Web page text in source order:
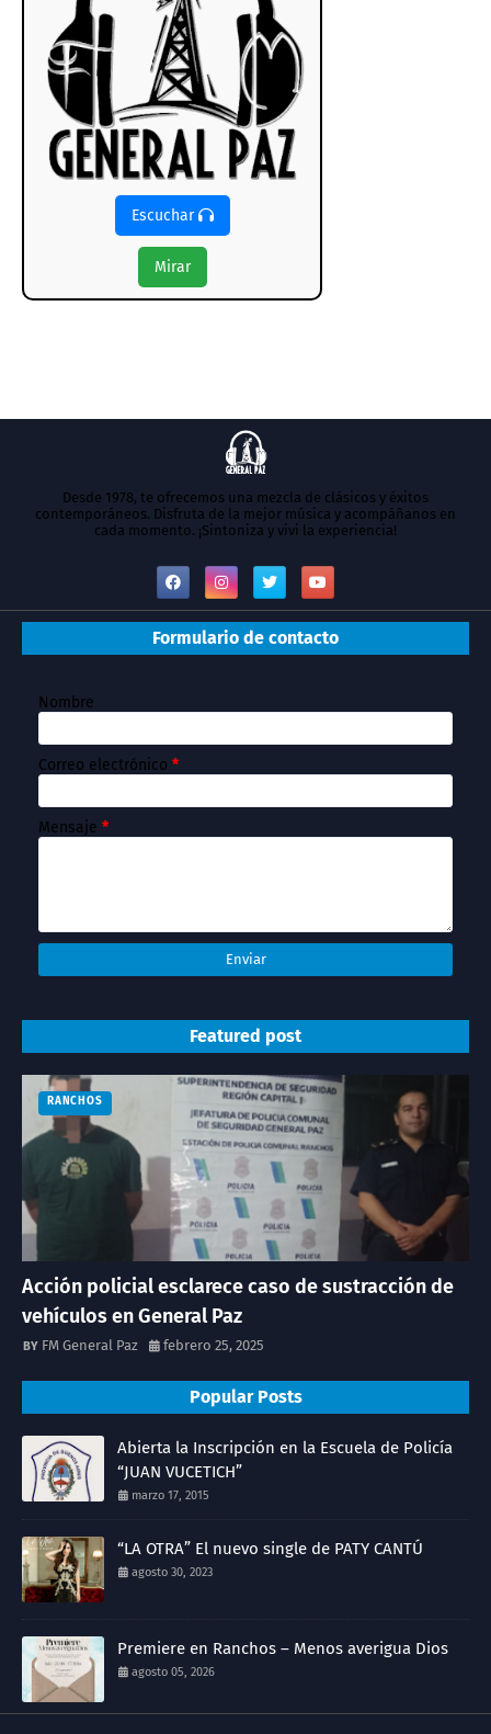
Escuchar
Mirar
Desde 1978, te ofrecemos una mezcla de clásicos y éxitos
contemporáneos. Disfruta de la mejor música y acompáñanos en
cada momento. ¡Sintoniza y vivi la experiencia!
Formulario de contacto
Nombre
Correo electrónico *
Mensaje *
Featured post
RANCHOS
Acción policial esclarece caso de sustracción de
vehículos en General Paz
FM General Paz febrero 25, 2025
Popular Posts
Abierta la Inscripción en la Escuela de Policía
“JUAN VUCETICH”
marzo 17, 2015
“LA OTRA” El nuevo single de PATY CANTÚ
agosto 30, 2023
Premiere en Ranchos – Menos averigua Dios
agosto 05, 2026